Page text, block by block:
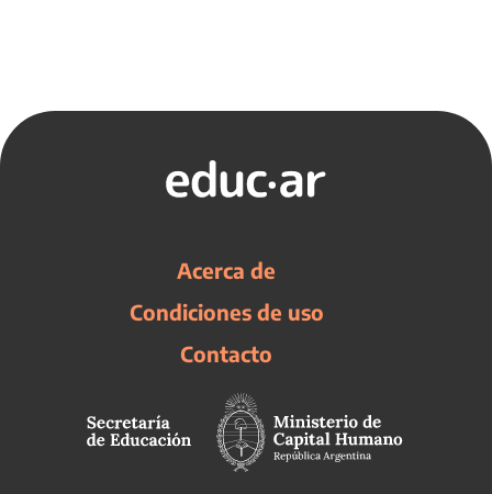
Acerca de
Condiciones de uso
Contacto